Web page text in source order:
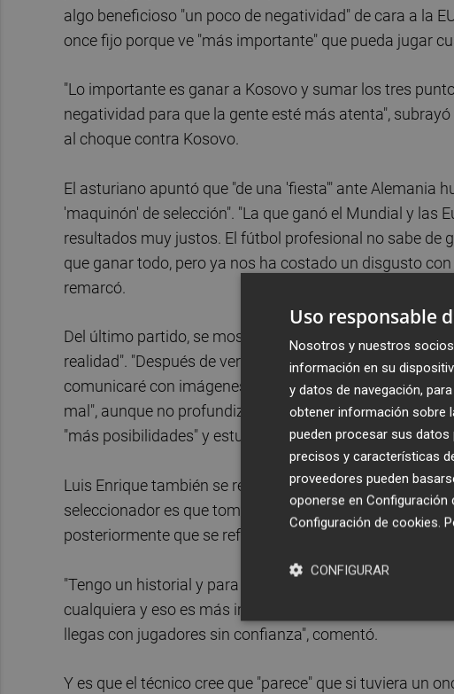
algo beneficioso "un poco de negatividad" de cara a la
once fijo porque ve "más importante" que pueda jugar
"Lo importante es ganar a Kosovo y sumar los tres
negatividad para que la gente esté más atenta",
al choque contra Kosovo.
El asturiano apuntó que "de una 'fiesta'" ante Alemania
'maquinón' de selección". "La que ganó el Mundial y las
resultados muy justos. El fútbol profesional no sabe de
que ganar todo, pero ya nos ha costado un disgusto
remarcó.
Del último partido, se mostró menos pesimista ya que
realidad". "Después de verlo la reflexión es más positiva
comunicaré con imágenes", admitió del de Gijón al que
mal", aunque no profundizaron "demasiado", mientras
"más posibilidades" y estuviesen "más incisivos". "Nos
Luis Enrique también se refirió al debate sobre la no
seleccionador es que tome mis decisiones según lo
posteriormente que se refería a los medios que son los
"Tengo un historial y para eso me han firmado. Estoy
cualquiera y eso es más importante que tener solo once,
llegas con jugadores sin confianza", comentó.
Y es que el técnico cree que "parece" que si tuviera un
Uso responsable
Nosotros y nuestros
información en su
y datos de navegación,
obtener información sobre
pueden procesar sus
precisos y características
proveedores pueden
oponerse en Configuración
Configuración de cookies.
CONFIGURAR